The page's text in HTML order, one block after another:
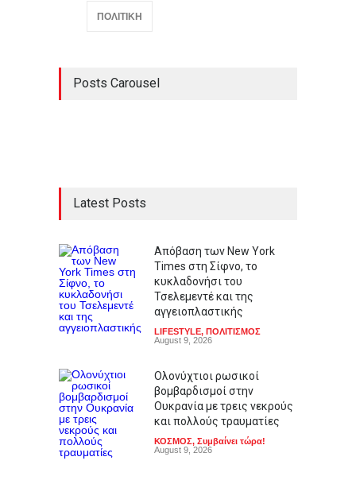
ΠΟΛΙΤΙΚΗ
Posts Carousel
Latest Posts
Απόβαση των New York
Times στη Σίφνο, το
κυκλαδονήσι του
Τσελεμεντέ και της
αγγειοπλαστικής
LIFESTYLE, ΠΟΛΙΤΙΣΜΟΣ
August 9, 2026
Ολονύχτιοι ρωσικοί
βομβαρδισμοί στην
Ουκρανία με τρεις νεκρούς
και πολλούς τραυματίες
ΚΟΣΜΟΣ, Συμβαίνει τώρα!
August 9, 2026